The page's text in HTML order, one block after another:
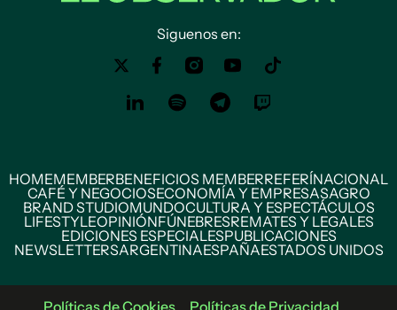
Siguenos en:
HOMEMEMBERBENEFICIOS MEMBERREFERÍNACIONAL
CAFÉ Y NEGOCIOSECONOMÍA Y EMPRESASAGRO
BRAND STUDIOMUNDOCULTURA Y ESPECTÁCULOS
LIFESTYLEOPINIÓNFÚNEBRESREMATES Y LEGALES
EDICIONES ESPECIALESPUBLICACIONES
NEWSLETTERSARGENTINAESPAÑAESTADOS UNIDOS
Políticas de Cookies Políticas de Privacidad